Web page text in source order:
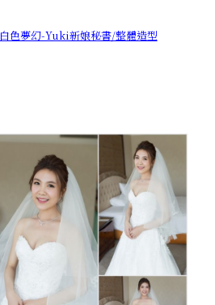
白色夢幻-Yuki新娘秘書/整體造型